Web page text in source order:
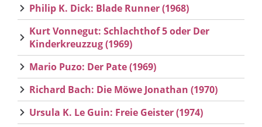
Philip K. Dick: Blade Runner (1968)
Kurt Vonnegut: Schlachthof 5 oder Der
Kinderkreuzzug (1969)
Mario Puzo: Der Pate (1969)
Richard Bach: Die Möwe Jonathan (1970)
Ursula K. Le Guin: Freie Geister (1974)